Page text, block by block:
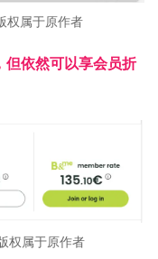
权属于原作者
依然可以享会员折
权属于原作者